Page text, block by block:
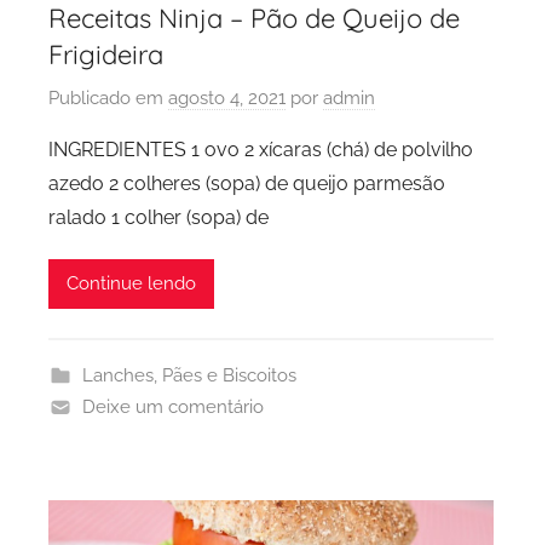
Receitas Ninja – Pão de Queijo de
Frigideira
Publicado em agosto 4, 2021 por admin
INGREDIENTES 1 ovo 2 xícaras (chá) de polvilho
azedo 2 colheres (sopa) de queijo parmesão
ralado 1 colher (sopa) de
Continue lendo
Lanches, Pães e Biscoitos
Deixe um comentário